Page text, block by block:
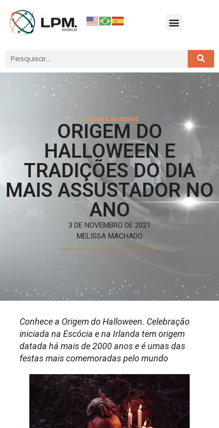
CULTURA E SOCIEDADE
ORIGEM DO
HALLOWEEN E
TRADIÇÕES DO DIA
MAIS ASSUSTADOR NO
ANO
3 DE NOVEMBRO DE 2021
MELISSA MACHADO
Conhece a Origem do Halloween. Celebração
iniciada na Escócia e na Irlanda tem origem
datada há mais de 2000 anos e é umas das
festas mais comemoradas pelo mundo